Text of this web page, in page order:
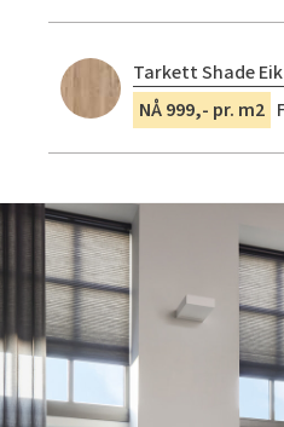
Tarkett Shade
NÅ 999,- pr. m2